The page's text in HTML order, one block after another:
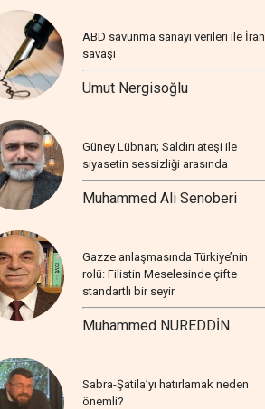
ABD savunma sanayi verileri ile İran
savaşı
Umut Nergisoğlu
Güney Lübnan; Saldırı ateşi ile
siyasetin sessizliği arasında
Muhammed Ali Senoberi
Gazze anlaşmasında Türkiye’nin
rolü: Filistin Meselesinde çifte
standartlı bir seyir
Muhammed NUREDDİN
Sabra-Şatila’yı hatırlamak neden
önemli?